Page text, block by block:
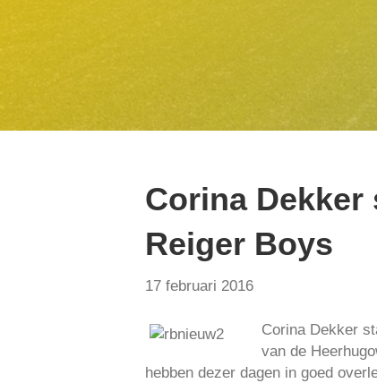
Corina
Reiger Boys
17 februari 2016
Corina Dekker
van de
hebben dezer dagen in goed